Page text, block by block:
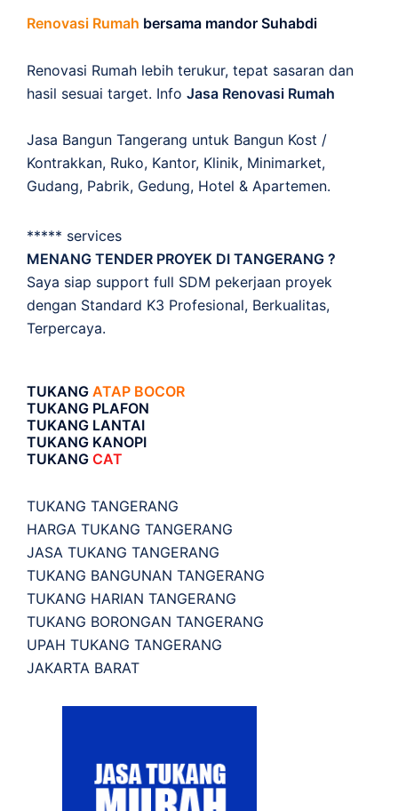
Renovasi Rumah bersama mandor Suhabdi
Renovasi Rumah lebih terukur, tepat sasaran dan
hasil sesuai target. Info Jasa Renovasi Rumah
Jasa Bangun Tangerang untuk Bangun Kost /
Kontrakkan, Ruko, Kantor, Klinik, Minimarket,
Gudang, Pabrik, Gedung, Hotel & Apartemen.
***** services
MENANG TENDER PROYEK DI TANGERANG ?
Saya siap support full SDM pekerjaan proyek
dengan Standard K3 Profesional, Berkualitas,
Terpercaya.
TUKANG ATAP BOCOR
TUKANG PLAFON
TUKANG LANTAI
TUKANG KANOPI
TUKANG CAT
TUKANG TANGERANG
HARGA TUKANG TANGERANG
JASA TUKANG TANGERANG
TUKANG BANGUNAN TANGERANG
TUKANG HARIAN TANGERANG
TUKANG BORONGAN TANGERANG
UPAH TUKANG TANGERANG
JAKARTA BARAT